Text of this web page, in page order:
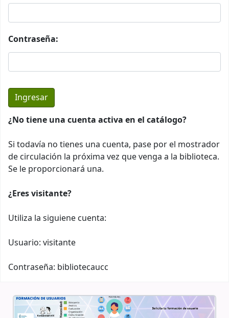
Contraseña:
¿No tiene una cuenta activa en el catálogo?
Si todavía no tienes una cuenta, pase por el mostrador
de circulación la próxima vez que venga a la biblioteca.
Se le proporcionará una.
¿Eres visitante?
Utiliza la siguiene cuenta:
Usuario: visitante
Contraseña: bibliotecaucc